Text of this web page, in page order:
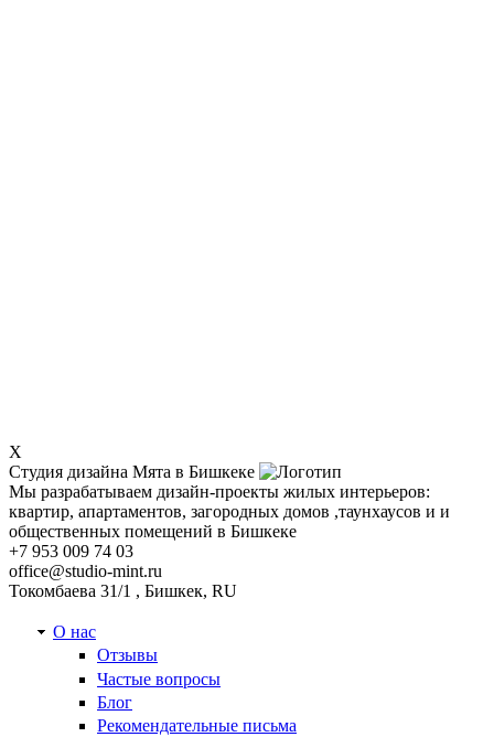
X
Студия дизайна Мята в Бишкеке
Мы разрабатываем дизайн-проекты жилых интерьеров:
квартир, апартаментов, загородных домов ,таунхаусов и и
общественных помещений в Бишкеке
+7 953 009 74 03
office@studio-mint.ru
Токомбаева 31/1 , Бишкек, RU
О нас
Отзывы
Частые вопросы
Блог
Рекомендательные письма